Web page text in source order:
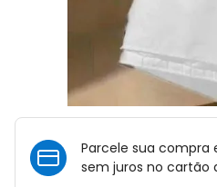
Parcele sua compra
sem juros no cartão